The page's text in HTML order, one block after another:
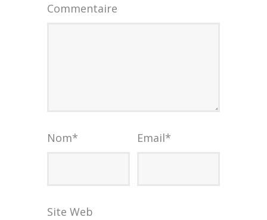
Commentaire
Nom* Email*
Site Web